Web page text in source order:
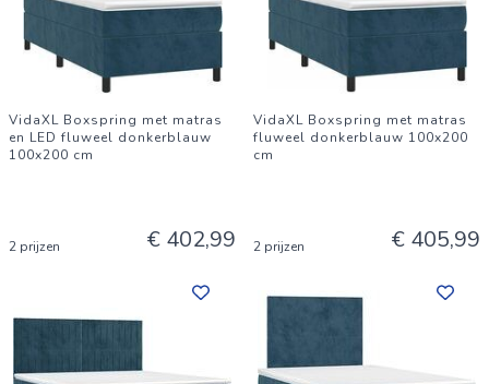
VidaXL Boxspring met matras
en LED fluweel donkerblauw
100x200 cm
2 prijzen € 402,99
VidaXL Boxspring met matras
fluweel donkerblauw 100x200
cm
2 prijzen € 405,99